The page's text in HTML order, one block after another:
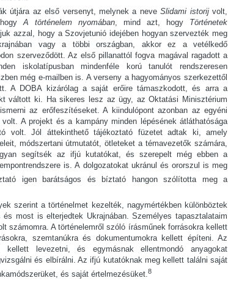
útjára az első versenyt, melynek a neveSlidami istorijvolt,
hogyA történelem nyomában, mind azt, hogy Történetek
azzal, hogy a Szovjetunió idejében hogyan szervezték meg
vagy a többi országban, akkor ez a vetélkedő
szerveződött. Az első pillanattól fogva magával ragadott a
iskolatípusban mindenféle korú tanulót rendszeresen
még e-mailben is. A verseny a hagyományos szerkezettől
A DOBA kizárólag a saját erőire támaszkodott, és arra a
váltott ki. Ha sikeres lesz az ügy, az Oktatási Minisztérium
az erőfeszítéseket. A kiindulópont azonban az egyéni
A projekt és a kampány minden lépésének átláthatósága
volt. Jól áttekinthető tájékoztató füzetet adtak ki, amely
módszertani útmutatót, ötleteket a témavezetők számára,
segítsék az ifjú kutatókat, és szerepelt még ebben a
is. A dolgozatokat ukránul és ororszul is meg
igen barátságos és bíztató hangon szólította meg a
szerint a történelmet kezelték, nagymértékben különböztek
most is elterjedtek Ukrajnában. Személyes tapasztalataim
számomra. A történelemről szóló írásműnek forrásokra kellett
szemtanúkra és dokumentumokra kellett építeni. Az
kellett levezetni, és egymásnak ellentmondó anyagokat
és elbírálni. Az ifjú kutatóknak meg kellett találni saját
és saját értelmezésüket. 8